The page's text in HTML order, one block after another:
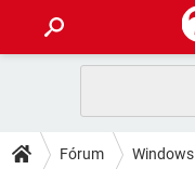
CELULAR
DICAS
Fórum Windows